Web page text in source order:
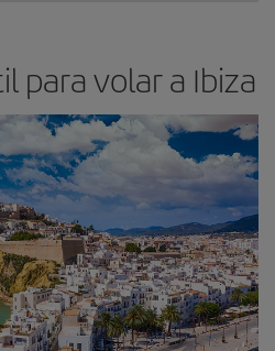
para volar a Ibiza